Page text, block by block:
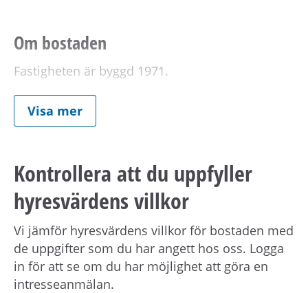
Om bostaden
Fastigheten är byggd 1971.
Observera att bilderna som visas i annonsen är
som använts.
Avvikelser kan förekomma på ritning samt på
exempelbilderna.
Victoriahem har efter förhandling med
Visa mer
Kontrollera att du uppfyller
hyresvärdens villkor
Vi jämför hyresvärdens villkor för bostaden med
de uppgifter som du har angett hos oss. Logga
in för att se om du har möjlighet att göra en
intresseanmälan.